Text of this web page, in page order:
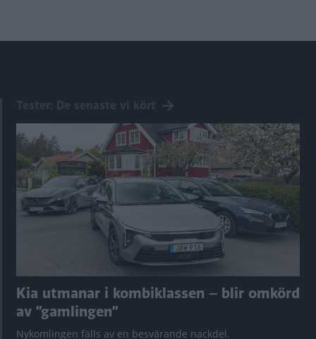
Kia utmanar i kombiklassen – blir omkörd
av ”gamlingen”
Nykomlingen fälls av en besvärande nackdel.